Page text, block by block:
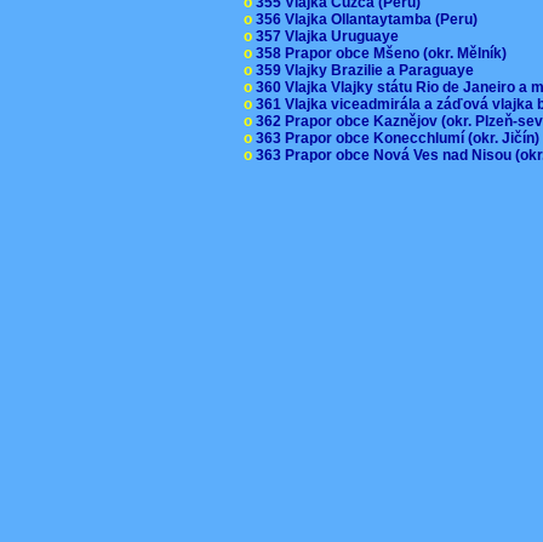
o 356 Vlajka Ollantaytamba (Peru)
o 357 Vlajka Uruguaye
o 358 Prapor obce Mšeno (okr. Mělník)
o 359 Vlajky Brazilie a Paraguaye
o 360 Vlajka Vlajky státu Rio de Janeiro a
o 361 Vlajka viceadmirála a záďová
o 362 Prapor obce Kaznějov (okr. Plzeň-
o 363 Prapor obce Konecchlumí (okr.
o 363 Prapor obce Nová Ves nad Nisou